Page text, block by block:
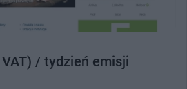
/ tydzień emisji